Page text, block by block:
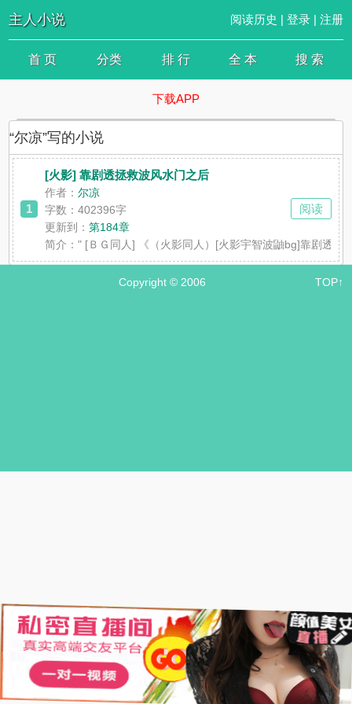
主人小说 阅读历史 | 登录| 注册
首 页 分类 排 行 全 本 搜 索
下载APP
“尔凉”写的小说
1
[火影] 靠剧透拯救波风水门之后
作者：尔凉
字数：402396字
更新到：第184章
简介：" [ＢＧ同人] 《（火影同人）[火影宇智波鼬bg]靠剧
阅读
Copyright © 2006 TOP↑